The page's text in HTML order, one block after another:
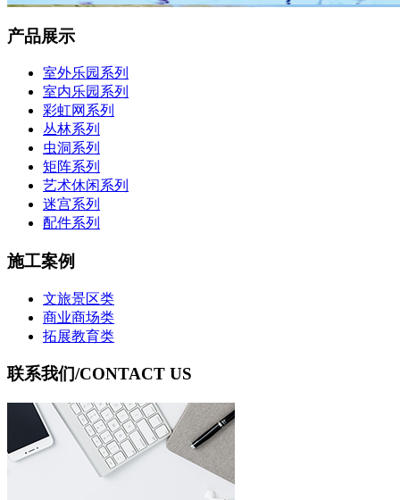
产品展示
室外乐园系列
室内乐园系列
彩虹网系列
丛林系列
虫洞系列
矩阵系列
艺术休闲系列
迷宫系列
配件系列
施工案例
文旅景区类
商业商场类
拓展教育类
联系我们/CONTACT US